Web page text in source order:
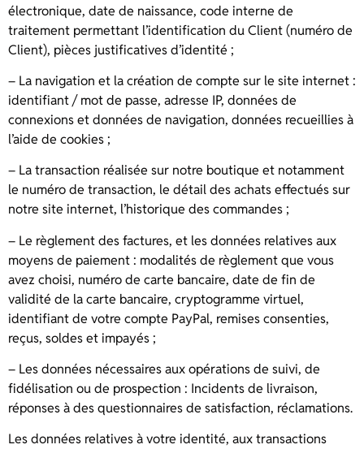
électronique, date de naissance, code interne de
traitement permettant l’identification du Client (numéro de
Client), pièces justificatives d’identité ;
– La navigation et la création de compte sur le site internet :
identifiant / mot de passe, adresse IP, données de
connexions et données de navigation, données recueillies à
l’aide de cookies ;
– La transaction réalisée sur notre boutique et notamment
le numéro de transaction, le détail des achats effectués sur
notre site internet, l’historique des commandes ;
– Le règlement des factures, et les données relatives aux
moyens de paiement : modalités de règlement que vous
avez choisi, numéro de carte bancaire, date de fin de
validité de la carte bancaire, cryptogramme virtuel,
identifiant de votre compte PayPal, remises consenties,
reçus, soldes et impayés ;
– Les données nécessaires aux opérations de suivi, de
fidélisation ou de prospection : Incidents de livraison,
réponses à des questionnaires de satisfaction, réclamations.
Les données relatives à votre identité, aux transactions